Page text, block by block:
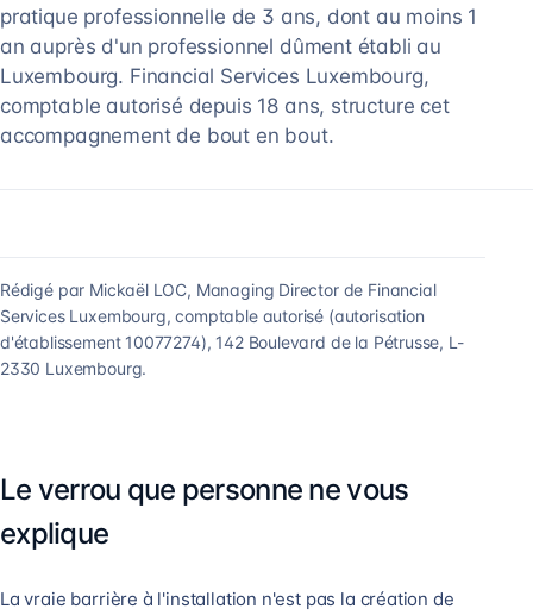
pratique professionnelle de 3 ans, dont au moins 1
an auprès d'un professionnel dûment établi au
Luxembourg. Financial Services Luxembourg,
comptable autorisé depuis 18 ans, structure cet
accompagnement de bout en bout.
Rédigé par Mickaël LOC, Managing Director de Financial
Services Luxembourg, comptable autorisé (autorisation
d'établissement 10077274), 142 Boulevard de la Pétrusse, L-
2330 Luxembourg.
Le verrou que personne ne vous
explique
La vraie barrière à l'installation n'est pas la création de